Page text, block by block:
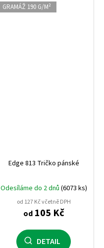
GRAMÁŽ 190 G/M²
Edge 813 Tričko pánské
Odesíláme do 2 dnů (6073 ks)
od 127 Kč včetně DPH
od105 Kč
DETAIL